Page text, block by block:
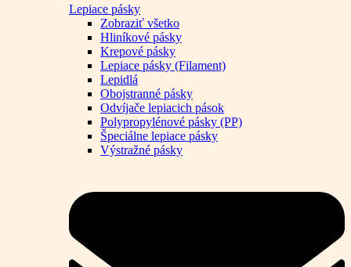
Lepiace pásky
Zobraziť všetko
Hliníkové pásky
Krepové pásky
Lepiace pásky (Filament)
Lepidlá
Obojstranné pásky
Odvíjače lepiacich pások
Polypropylénové pásky (PP)
Špeciálne lepiace pásky
Výstražné pásky